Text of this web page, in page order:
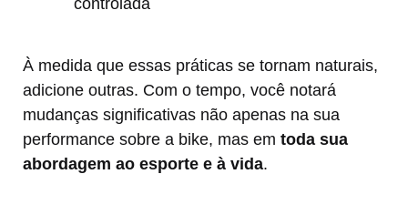
controlada
À medida que essas práticas se tornam naturais,
adicione outras. Com o tempo, você notará
mudanças significativas não apenas na sua
performance sobre a bike, mas em toda sua
abordagem ao esporte e à vida.